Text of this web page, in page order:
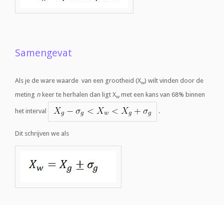
Samengevat
Als je de ware waarde van een grootheid (Xw) wilt vinden door de
meting n keer te herhalen dan ligt Xw met een kans van 68% binnen
het interval .
Dit schrijven we als